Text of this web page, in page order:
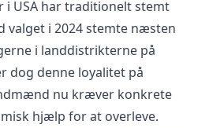
i USA har traditionelt stemt
valget i 2024 stemte næsten
i landdistrikterne på
dog denne loyalitet på
nu kræver konkrete
hjælp for at overleve.